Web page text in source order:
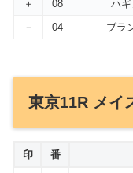
＋
08 ハ
－
04 ブラ
東京11R メイ
印 番